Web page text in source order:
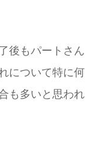
後もパートさん
について特に何
も多いと思われ